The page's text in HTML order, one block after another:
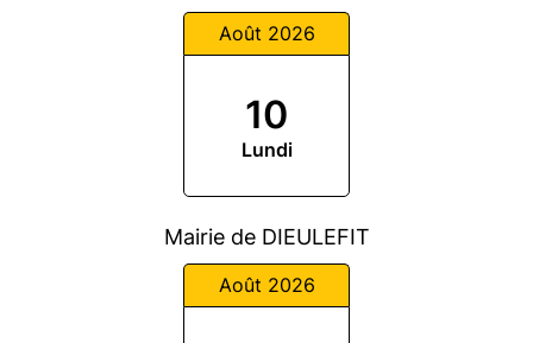
Août 2026
10
Lundi
Mairie de DIEULEFIT
Août 2026